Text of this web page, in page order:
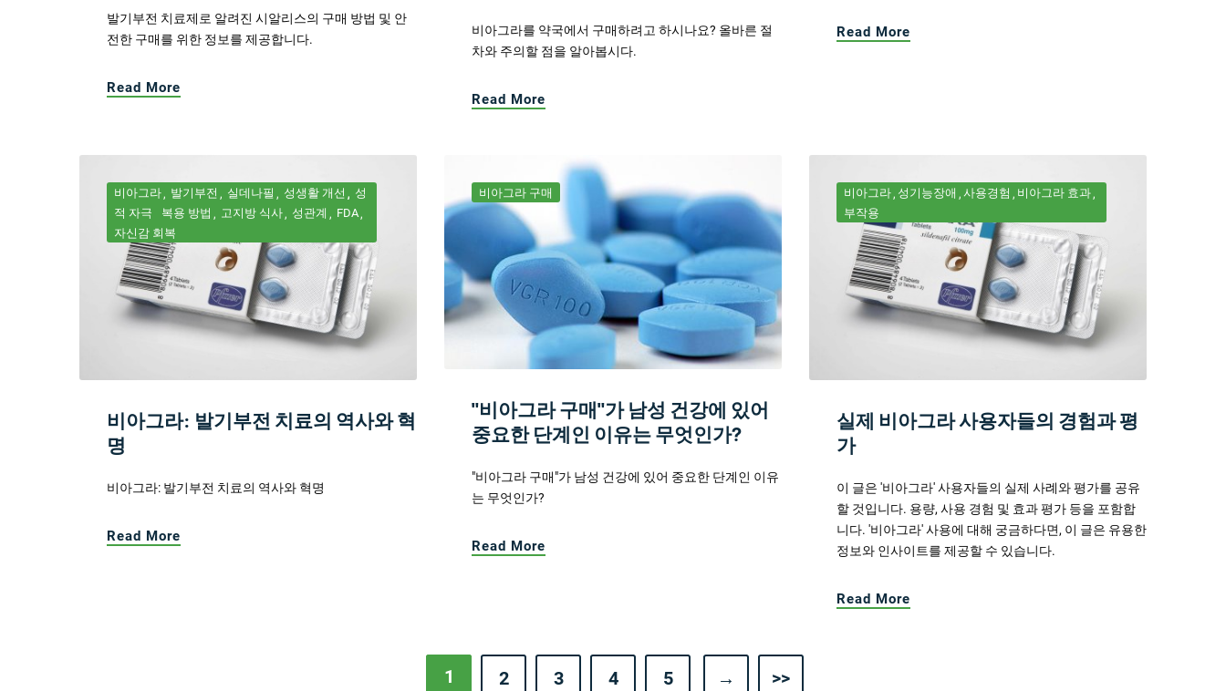
발기부전 치료제로 알려진 시알리스의 구매 방법 및 안
전한 구매를 위한 정보를 제공합니다.
Read More
비아그라를 약국에서 구매하려고 하시나요? 올바른 절
차와 주의할 점을 알아봅시다.
Read More
Read More
비아그라 발기부전 실데나필 성생활 개선
성
적 자극
복용 방법 고지방 식사 성관계
FDA
자신감 회복
비아그라: 발기부전 치료의 역사와 혁
명
비아그라: 발기부전 치료의 역사와 혁명
Read More
비아그라 구매
"비아그라 구매"가 남성 건강에 있어
중요한 단계인 이유는 무엇인가?
"비아그라 구매"가 남성 건강에 있어 중요한 단계인 이유
는 무엇인가?
Read More
비아그라 성기능장애 사용경험
비아그라 효과
부작용
실제 비아그라 사용자들의 경험과 평
가
이 글은 '비아그라' 사용자들의 실제 사례와 평가를 공유
할 것입니다. 용량, 사용 경험 및 효과 평가 등을 포함합
니다. '비아그라' 사용에 대해 궁금하다면, 이 글은 유용한
정보와 인사이트를 제공할 수 있습니다.
Read More
1 2 3 4 5 → >>